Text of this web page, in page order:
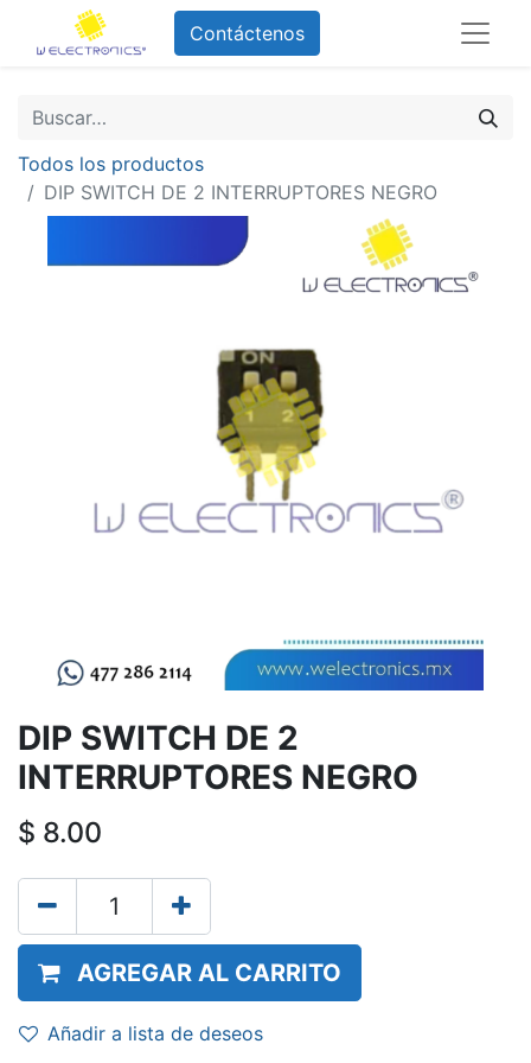
Contáctenos
Todos los productos
DIP SWITCH DE 2 INTERRUPTORES NEGRO
DIP SWITCH DE 2
INTERRUPTORES NEGRO
$ 8.00
AGREGAR AL CARRITO
Añadir a lista de deseos